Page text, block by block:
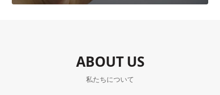
ABOUT US
私たちについて